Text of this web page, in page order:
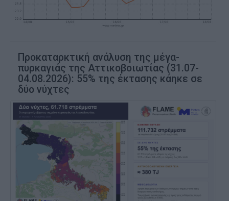
Προκαταρκτική ανάλυση της μέγα-
πυρκαγιάς της Αττικοβοιωτίας (31.07-
04.08.2026): 55% της έκτασης κάηκε σε
δύο νύχτες